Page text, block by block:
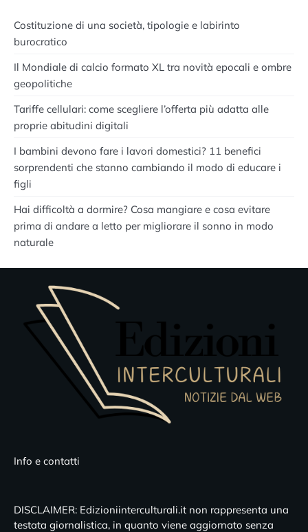
Costituzione di una società, tipologie e labirinto
burocratico
Il Mondiale di calcio formato XL tra novità epocali e ombre
geopolitiche
Tariffe cellulari: come scegliere l’offerta più adatta alle
proprie abitudini digitali
I bambini devono fare i lavori domestici? 11 benefici
sorprendenti che stanno cambiando il modo di educare i
figli
Hai difficoltà a dormire? Cosa mangiare e cosa evitare
prima di andare a letto per migliorare il sonno in modo
naturale
Info e contatti
DISCLAIMER: Edizioniinterculturali.it non rappresenta una
testata giornalistica, in quanto viene aggiornato senza